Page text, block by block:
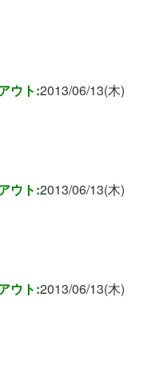
ウト:2013/06/13(木)
ウト:2013/06/13(木)
ウト:2013/06/13(木)